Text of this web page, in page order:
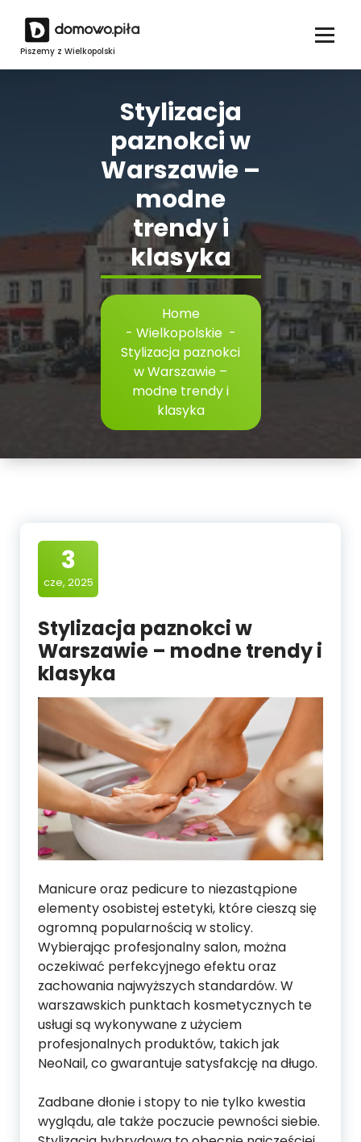
content
Piszemy z Wielkopolski
Stylizacja
paznokci w
Warszawie –
modne
trendy i
klasyka
Home
- Wielkopolskie-
Stylizacja paznokci
w Warszawie –
modne trendy i
klasyka
3
cze, 2025
Stylizacja paznokci w
Warszawie – modne trendy i
klasyka
Manicure oraz pedicure to niezastąpione
elementy osobistej estetyki, które cieszą się
ogromną popularnością w stolicy.
Wybierając profesjonalny salon, można
oczekiwać perfekcyjnego efektu oraz
zachowania najwyższych standardów. W
warszawskich punktach kosmetycznych te
usługi są wykonywane z użyciem
profesjonalnych produktów, takich jak
NeoNail, co gwarantuje satysfakcję na długo.
Zadbane dłonie i stopy to nie tylko kwestia
wyglądu, ale także poczucie pewności siebie.